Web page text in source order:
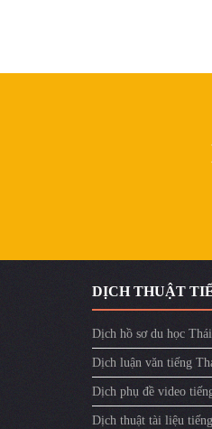
DỊCH THUẬT
Dịch hồ sơ du học Thái
Dịch luận văn tiếng
Dịch phụ đề video
Dịch thuật tài liệu